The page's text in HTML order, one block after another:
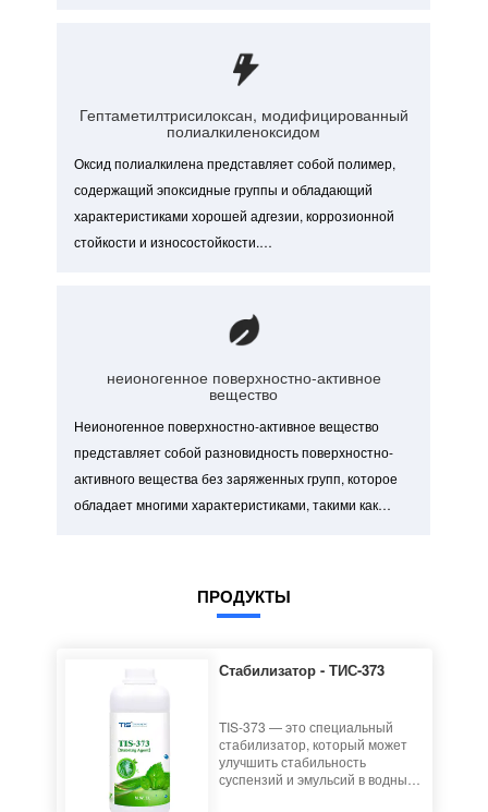
Гептаметилтрисилоксан, модифицированный
полиалкиленоксидом
Оксид полиалкилена представляет собой полимер,
содержащий эпоксидные группы и обладающий
характеристиками хорошей адгезии, коррозионной
стойкости и износостойкости.
кремнийорганическое соединение, обеспечивающее
превосходное смачивание и снижение
поверхностного натяжения.
неионогенное поверхностно-активное
вещество
Неионогенное поверхностно-активное вещество
представляет собой разновидность поверхностно-
активного вещества без заряженных групп, которое
обладает многими характеристиками, такими как
ПРОДУКТЫ
Стабилизатор - ТИС-373
TIS-373 — это специальный
стабилизатор, который может
улучшить стабильность
суспензий и эмульсий в водных